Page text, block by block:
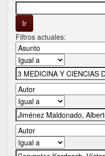
Filtros actuales: